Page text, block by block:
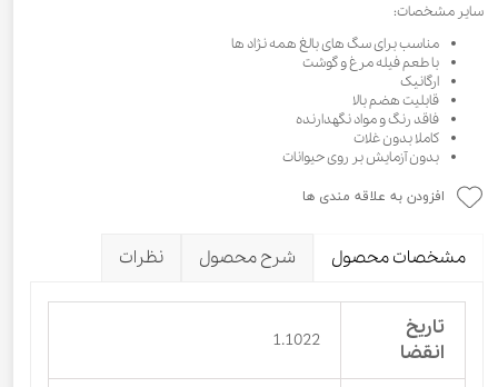
سایر مشخصات:
مناسب برای سگ های بالغ همه نژاد ها
با طعم فیله مرغ و گوشت
ارگانیک
قابلیت هضم بالا
فاقد رنگ و مواد نگهدارنده
کاملا بدون غلات
بدون آزمایش بر روی حیوانات
افزودن به علاقه مندی ها
مشخصات محصول شرح محصول نظرات
تاریخ
انقضا
1.1022